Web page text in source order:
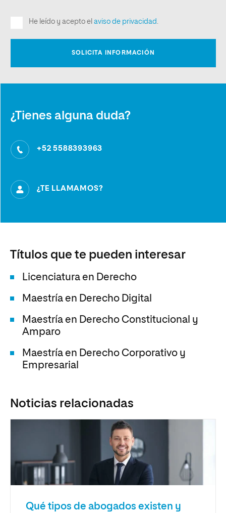
¿Tienes alguna duda?
+52 5588393963
¿TE LLAMAMOS?
Títulos que te pueden interesar
Licenciatura en Derecho
Maestría en Derecho Digital
Maestría en Derecho Constitucional y
Amparo
Maestría en Derecho Corporativo y
Empresarial
Noticias relacionadas
Qué tipos de abogados existen y